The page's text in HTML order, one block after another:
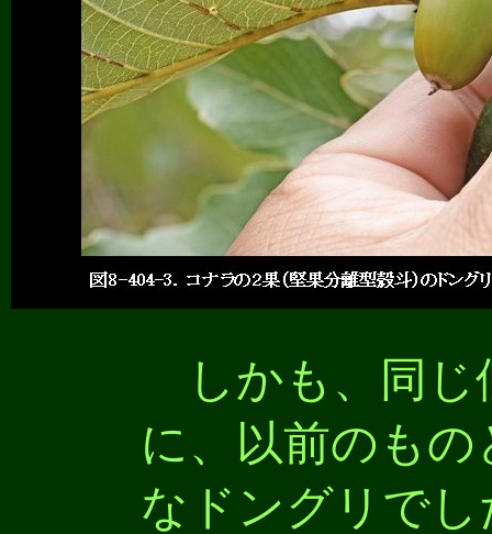
しかも、同じ
に、以前のも
なドングリでし